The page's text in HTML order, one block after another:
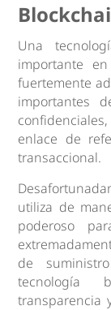
Una
importante
fuertemente
importantes
enlace de
transaccional.
utiliza de
poderoso
de
tecnología
transparencia